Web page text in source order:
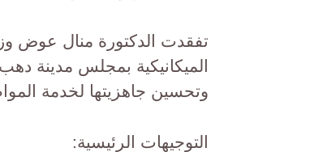
تفقدت الدكتورة منال عوض
الميكانيكية بمجلس مدينة
وتحسين جاهزيتها لخدمة
التوجيهات الرئيسية: